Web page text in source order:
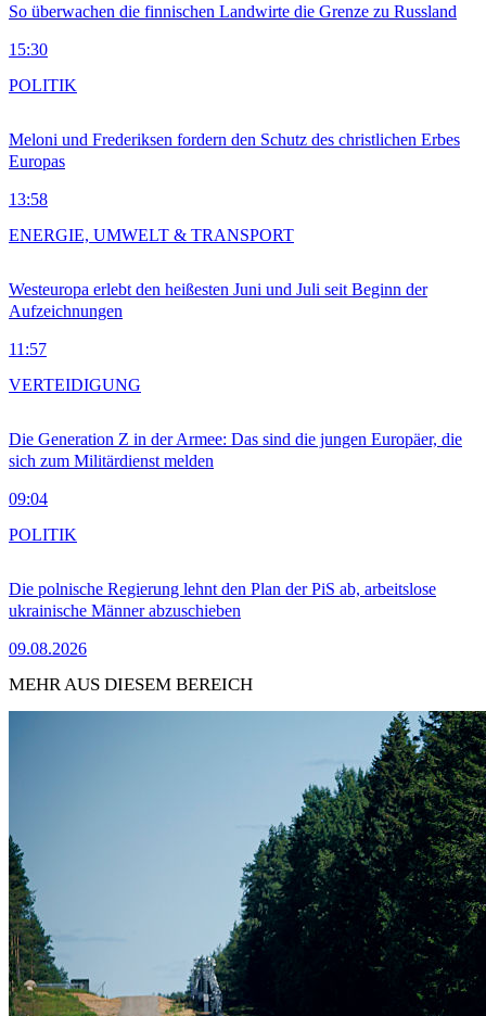
So überwachen die finnischen Landwirte die Grenze zu Russland
15:30
Meloni und Frederiksen fordern den Schutz des christlichen Erbes
Europas
13:58
POLITIK
Westeuropa erlebt den heißesten Juni und Juli seit Beginn der
Aufzeichnungen
11:57
ENERGIE, UMWELT & TRANSPORT
Die Generation Z in der Armee: Das sind die jungen Europäer, die
sich zum Militärdienst melden
09:04
VERTEIDIGUNG
Die polnische Regierung lehnt den Plan der PiS ab, arbeitslose
ukrainische Männer abzuschieben
09.08.2026
POLITIK
MEHR AUS DIESEM BEREICH